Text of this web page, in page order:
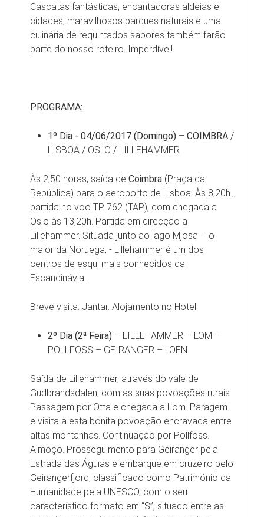
Cascatas fantásticas, encantadoras aldeias e
cidades, maravilhosos parques naturais e uma
culinária de requintados sabores também farão
parte do nosso roteiro. Imperdível!
PROGRAMA:
1º Dia - 04/06/2017 (Domingo) – COIMBRA /
LISBOA / OSLO / LILLEHAMMER
Às 2,50 horas, saída de Coimbra (Praça da
República) para o aeroporto de Lisboa. Às 8,20h.,
partida no voo TP 762 (TAP), com chegada a
Oslo às 13,20h. Partida em direcção a
Lillehammer. Situada junto ao lago Mjosa – o
maior da Noruega, - Lillehammer é um dos
centros de esqui mais conhecidos da
Escandinávia.
Breve visita. Jantar. Alojamento no Hotel.
2º Dia (2ª Feira) – LILLEHAMMER – LOM –
POLLFOSS – GEIRANGER – LOEN
Saída de Lillehammer, através do vale de
Gudbrandsdalen, com as suas povoações rurais.
Passagem por Otta e chegada a Lom. Paragem
e visita a esta bonita povoação encravada entre
altas montanhas. Continuação por Pollfoss.
Almoço. Prosseguimento para Geiranger pela
Estrada das Águias e embarque em cruzeiro pelo
Geirangerfjord, classificado como Património da
Humanidade pela UNESCO, com o seu
característico formato em “S”, situado entre as